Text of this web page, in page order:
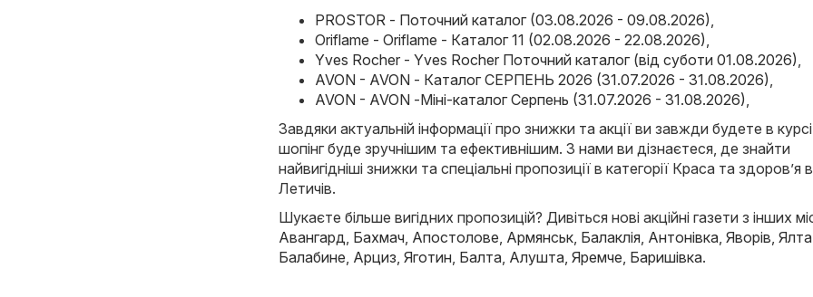
PROSTOR - Поточний каталог (03.08.2026 - 09.08.2026),
Oriflame - Oriflame - Каталог 11 (02.08.2026 - 22.08.2026),
Yves Rocher - Yves Rocher Поточний каталог (від суботи 01.08.2026),
AVON - AVON - Каталог СЕРПЕНЬ 2026 (31.07.2026 - 31.08.2026),
AVON - AVON -Міні-каталог Серпень (31.07.2026 - 31.08.2026),
Завдяки актуальній інформації про знижки та акції ви завжди будете в
шопінг буде зручнішим та ефективнішим. З нами ви дізнаєтеся, де знайти
найвигідніші знижки та спеціальні пропозиції в категорії Краса та здоров’я в
Летичів.
Шукаєте більше вигідних пропозицій? Дивіться нові акційні газети з інших
Авангард, Бахмач, Апостолове, Армянськ, Балаклія, Антонівка, Яворів, Ялта
Балабине, Арциз, Яготин, Балта, Алушта, Яремче, Баришівка.